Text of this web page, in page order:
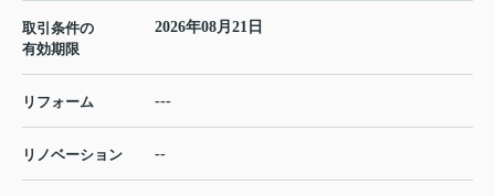
取引条件の
有効期限
2026年08月21日
リフォーム ---
リノベーション --